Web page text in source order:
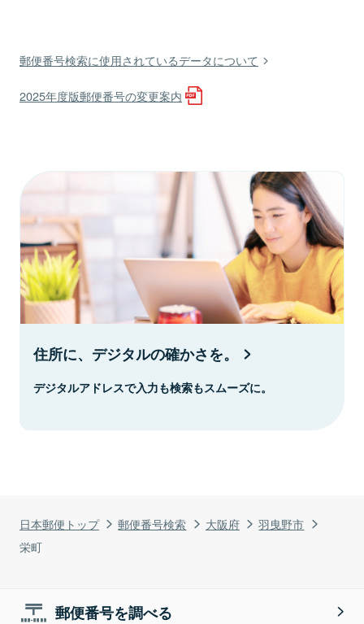
日本郵便トップ 郵便番号検索 大阪府
羽曳野市
栄町
郵便番号検索に使用されているデータについて
2025年度版郵便番号の変更案内
住所に、デジタルの確かさを。
デジタルアドレスで入力も検索もスムーズに。
郵便番号を調べる